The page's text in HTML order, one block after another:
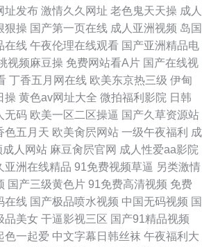
产av网址大全 超碰2025在线观看 草莓视频入口
毛片wwwA片 97人妻在线观看
址发布 激情久久网址 老色鬼天天操 成人
狠操 国产第一页在线 成人亚洲视频 岛国
在线 午夜伦理在线观看 国产亚洲精品电
视频麻豆操 免费网站看A片 国产在线视
丁香五月网在线 欧美东京热三级 伊甸
操 黄色av网址大全 微拍福利影院 日韩
无码 欧美一区二区操逼 国产久草资源站
色五月天 欧美肏屄网站 一级午夜福利 成
成人网站 麻豆肏屄官网 成人性爱aa影院
亚洲在线精品 91免费视频草逼 另类激情
国产三级黄色片 91免费高清视频 免费
在线 国产极品喷水视频 中国无码视频 国
品美女 干逼影视三区 国产91精品视频
色一起爱 中文字幕日韩丝袜 午夜福利大